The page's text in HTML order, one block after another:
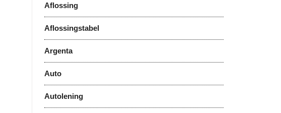
Aflossing
Aflossingstabel
Argenta
Auto
Autolening